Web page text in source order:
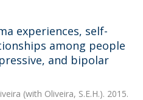
experiences, self-
among people
and bipolar
(with Oliveira, S.E.H.). 2015.